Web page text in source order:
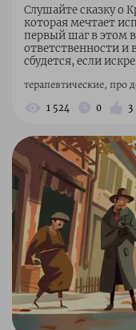
Слушайте сказку о
которая мечтает
первый шаг в этом
ответственности и
сбудется, если
терапевтические, про
1 524 0 3